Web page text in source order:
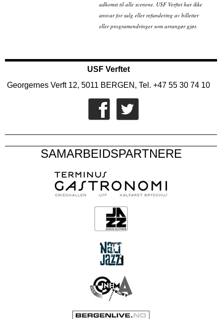
adkomst til alle scenene. USF Verftet har ikke
ansvar for salg eller refundering av billetter
eller programendringer som arrangør gjør.
USF Verftet
Georgernes Verft 12, 5011 BERGEN, Tel. +47 55 30 74 10
SAMARBEIDSPARTNERE